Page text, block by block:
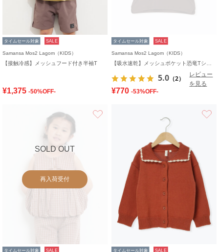
タイムセール対象 SALE
Samansa Mos2 Lagom（KIDS）
【接触冷感】メッシュフード付き半袖T
¥1,375 -50%OFF-
タイムセール対象 SALE
Samansa Mos2 Lagom（KIDS）
5.0 （2）
レビュー
を見る
¥770 -53%OFF-
SOLD OUT
再入荷受付
タイムセール対象 SALE タイムセール対象 SALE